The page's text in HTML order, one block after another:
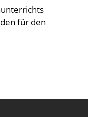
für den